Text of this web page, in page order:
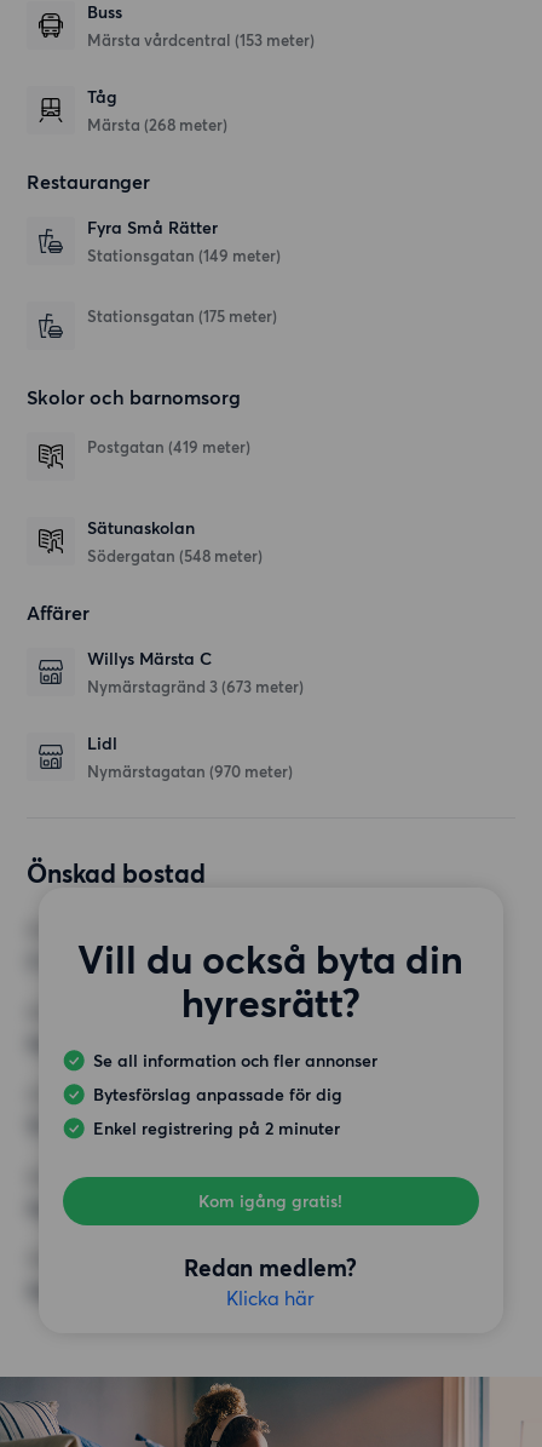
Buss
Märsta vårdcentral (153 meter)
Tåg
Märsta (268 meter)
Restauranger
Fyra Små Rätter
Stationsgatan (149 meter)
Stationsgatan (175 meter)
Skolor och barnomsorg
Postgatan (419 meter)
Sätunaskolan
Södergatan (548 meter)
Affärer
Willys Märsta C
Nymärstagränd 3 (673 meter)
Lidl
Nymärstagatan (970 meter)
Önskad bostad
Vill du också byta din
hyresrätt?
Se all information och fler annonser
Bytesförslag anpassade för dig
Enkel registrering på 2 minuter
Kom igång gratis!
Redan medlem?
Klicka här
MINST ANTAL KVADRATMETER
HÖGSTA HYRA
12 500 kr
Inga speciella krav
ÖVRIGA PREFERENSER
Inga speciella preferenser